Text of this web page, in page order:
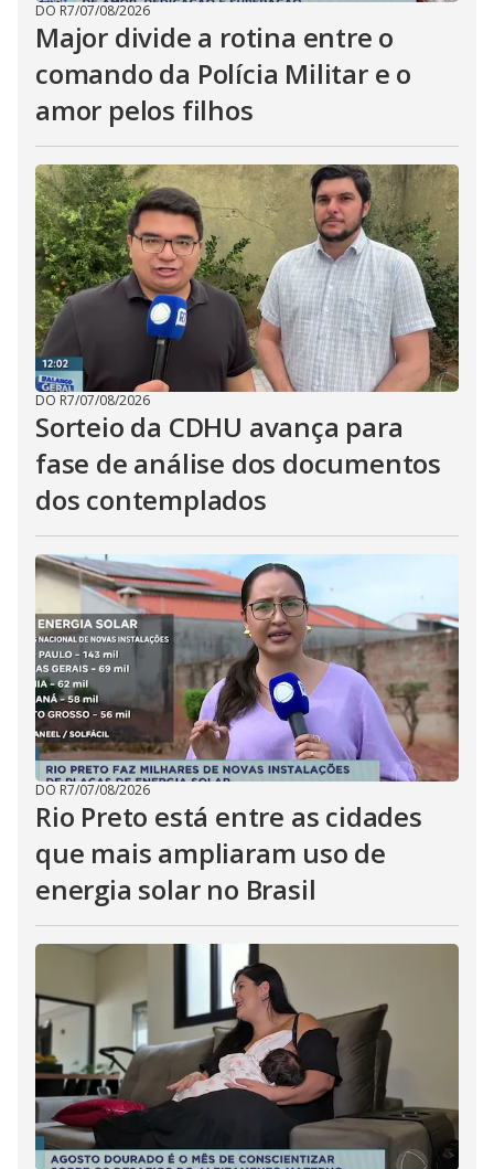
DO R7/07/08/2026
Major divide a rotina entre o
comando da Polícia Militar e o
amor pelos filhos
DO R7/07/08/2026
Sorteio da CDHU avança para
fase de análise dos documentos
dos contemplados
DO R7/07/08/2026
Rio Preto está entre as cidades
que mais ampliaram uso de
energia solar no Brasil